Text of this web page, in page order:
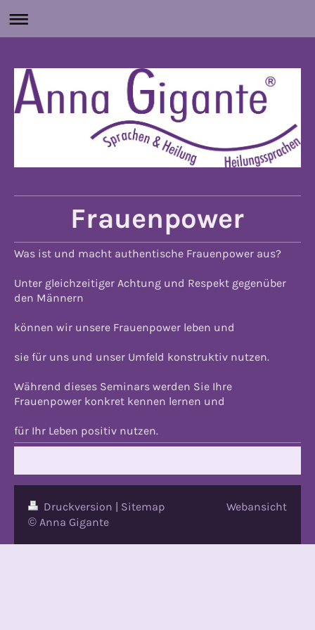
Frauenpower
Was ist und macht authentische Frauenpower aus?
Unter gleichzeitiger Achtung und Respekt gegenüber
den Männern
können wir unsere Frauenpower leben und
sie für uns und unser Umfeld konstruktiv nutzen.
Während dieses Seminars werden Sie Ihre
Frauenpower konkret kennen lernen und
für Ihr Leben positiv nutzen.
Druckversion
Sitemap
© Anna Gigante
Webansicht